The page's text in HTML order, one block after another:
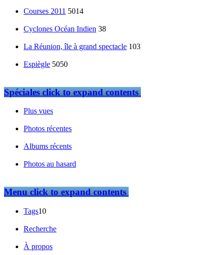
Courses 2011 5014
Cyclones Océan Indien 38
La Réunion, île à grand spectacle 103
Espiègle 5050
Spécialesclick to expand contents
Plus vues
Photos récentes
Albums récents
Photos au hasard
Menuclick to expand contents
Tags10
Recherche
À propos